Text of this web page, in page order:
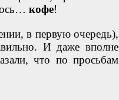
кофе!
в первую очередь),
И даже вполне
что по просьбам